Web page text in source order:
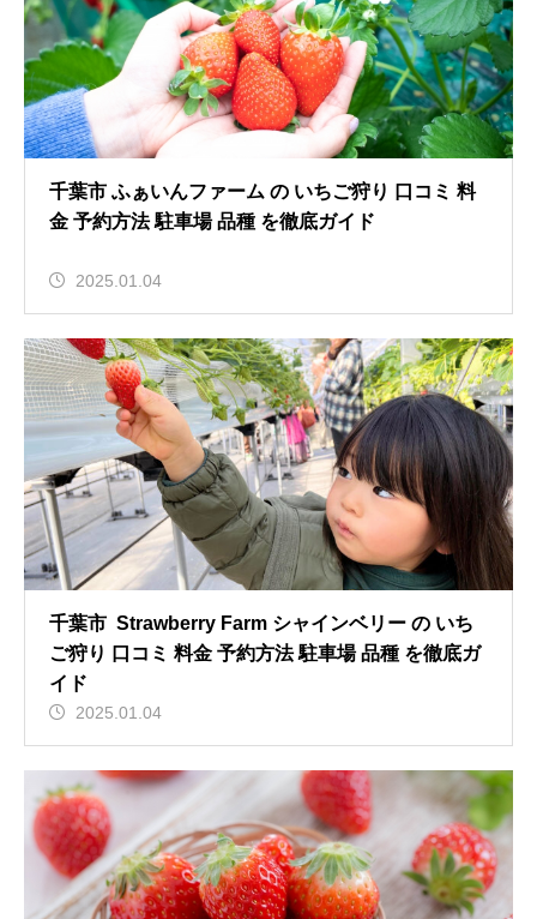
千葉市 ふぁいんファーム の いちご狩り 口コミ 料
金 予約方法 駐車場 品種 を徹底ガイド
2025.01.04
千葉市 Strawberry Farm シャインベリー の いち
ご狩り 口コミ 料金 予約方法 駐車場 品種 を徹底ガ
イド
2025.01.04